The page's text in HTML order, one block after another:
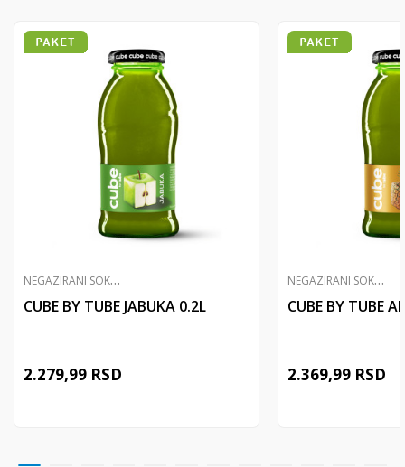
N
EGAZIRANI SOKOVI
CUBE BY TUBE JABUKA 0.2L
2.279,99 RSD
N
EGAZIRANI SOKOVI
CUBE BY TUBE
2.369,99 RSD